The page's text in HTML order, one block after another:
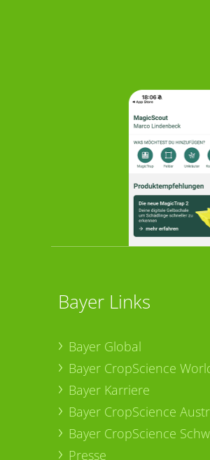
Bayer Links
Bayer Global
Bayer CropScience
Bayer Karriere
Bayer CropScience
Bayer CropScience
Presse